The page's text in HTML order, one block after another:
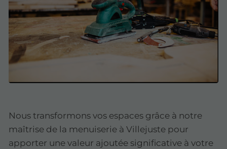
Nous transformons vos espaces grâce à notre
maîtrise de la menuiserie à Villejuste pour
apporter une valeur ajoutée significative à votre